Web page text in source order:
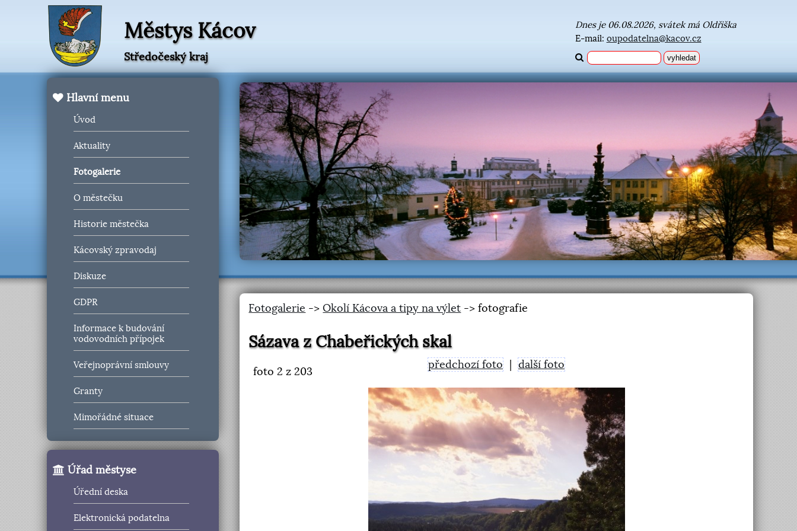
Městys Kácov
Středočeský kraj
Dnes je 06.08.2026, svátek má Oldřiška
E-mail: oupodatelna@kacov.cz
Hlavní menu
Úvod
Aktuality
Fotogalerie
O městečku
Historie městečka
Kácovský zpravodaj
Diskuze
GDPR
Informace k budování
vodovodních přípojek
Veřejnoprávní smlouvy
Granty
Mimořádné situace
Úřad městyse
Úřední deska
Elektronická podatelna
Fotogalerie ->Okolí Kácova a tipy na výlet -> fotografie
Sázava z Chabeřických skal
foto2 z 203
předchozí foto další foto